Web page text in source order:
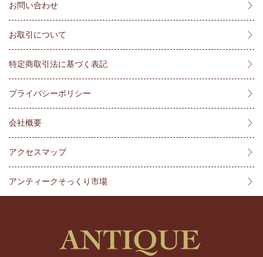
お問い合わせ
お取引について
特定商取引法に基づく表記
プライバシーポリシー
会社概要
アクセスマップ
アンティークそっくり市場